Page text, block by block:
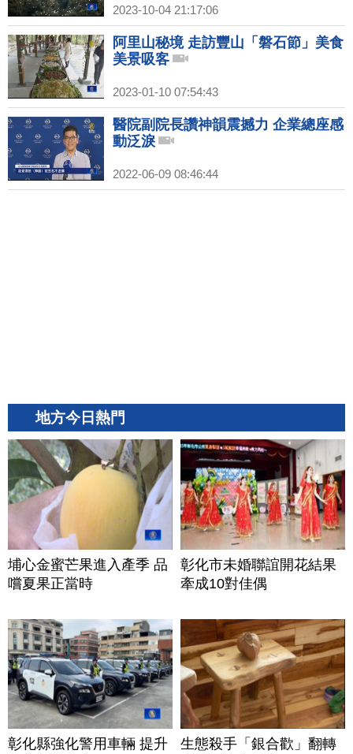
2023-10-04 21:17:06
阿里山秘境 走訪豐山「磐石節」美食
美景吸客
2023-01-10 07:54:43
醫院副院長讚神韻震撼力 企業總座感
動泛淚
2022-06-09 08:46:44
地方今日熱門
埔心金蜜芒果進入產季 品
嚐夏果正當時
彰化市未婚聯誼開花結果
牽成10對佳偶
彰化縣強化警用車輛 提升
生態殺手「銀合歡」翻轉